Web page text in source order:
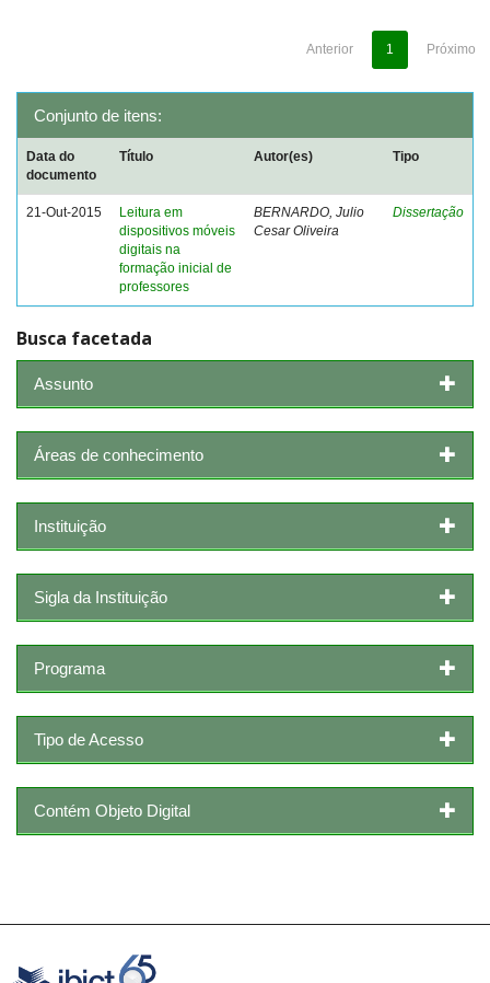
Anterior 1 Próximo
Conjunto de itens:
Data do
documento
Título Autor(es) Tipo
21-Out-2015
Leitura em
dispositivos móveis
digitais na
formação inicial de
professores
BERNARDO, Julio
Cesar Oliveira
Dissertação
Busca facetada
Assunto
Áreas de conhecimento
Instituição
Sigla da Instituição
Programa
Tipo de Acesso
Contém Objeto Digital